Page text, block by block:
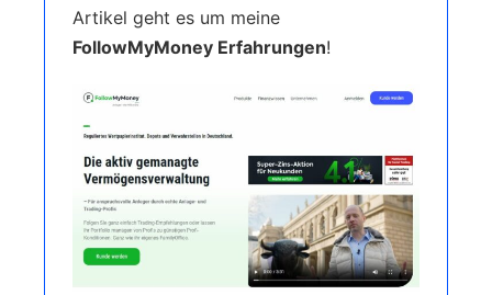
Artikel geht es um meine
FollowMyMoney Erfahrungen!